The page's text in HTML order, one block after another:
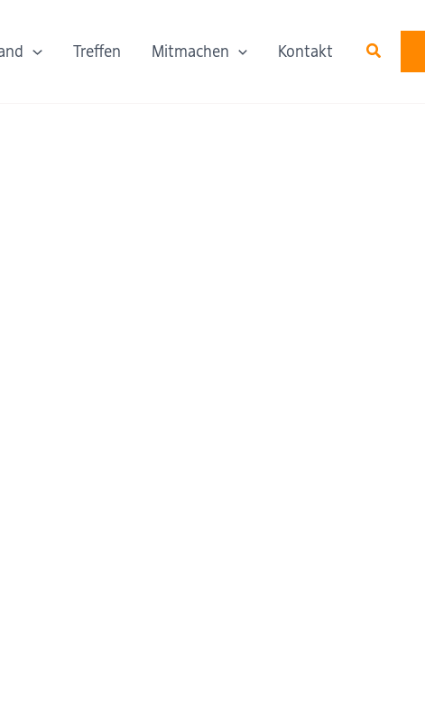
Treffen Mitmachen Kontakt Suchen